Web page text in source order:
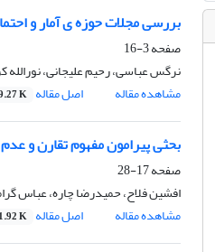
بررسی مجلات حوزه ی آمار و
صفحه3-16
نرگس عباسی، رحیم علیجانی،
مشاهده مقاله
اصل مقاله K
بحثی پیرامون مفهوم تقارن و
صفحه17-28
افشین فلاح، حمیدرضا چاره، عباس
مشاهده مقاله
اصل مقاله K